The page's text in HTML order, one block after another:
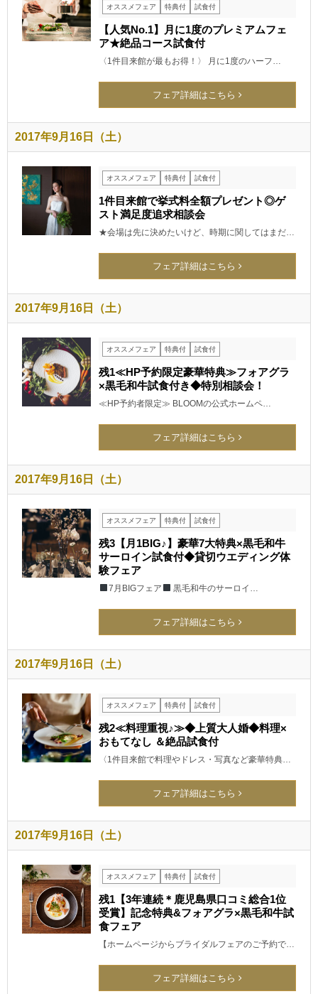
オススメフェア 特典付 試食付
【人気No.1】月に1度のプレミアムフェ
ア★絶品コース試食付
〈1件目来館が最もお得！〉 月に1度のハーフ…
フェア詳細はこちら
2017年9月16日（土）
オススメフェア 特典付 試食付
1件目来館で挙式料全額プレゼント◎ゲ
スト満足度追求相談会
★会場は先に決めたいけど、時期に関してはまだ…
フェア詳細はこちら
2017年9月16日（土）
オススメフェア 特典付 試食付
残1≪HP予約限定豪華特典≫フォアグラ
×黒毛和牛試食付き◆特別相談会！
≪HP予約者限定≫ BLOOMの公式ホームペ…
フェア詳細はこちら
2017年9月16日（土）
オススメフェア 特典付 試食付
残3【月1BIG♪】豪華7大特典×黒毛和牛
サーロイン試食付◆貸切ウエディング体
験フェア
7月BIGフェア 黒毛和牛のサーロイ…
フェア詳細はこちら
2017年9月16日（土）
オススメフェア 特典付 試食付
残2≪料理重視♪≫◆上質大人婚◆料理×
おもてなし ＆絶品試食付
〈1件目来館で料理やドレス・写真など豪華特典…
フェア詳細はこちら
2017年9月16日（土）
オススメフェア 特典付 試食付
残1【3年連続＊鹿児島県口コミ総合1位
受賞】記念特典&フォアグラ×黒毛和牛試
食フェア
【ホームページからブライダルフェアのご予約で…
フェア詳細はこちら